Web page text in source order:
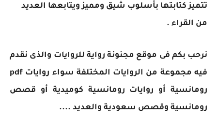
تتميز كتابتها بأسلوب شيق ومميز ويتابعها العديد
من القراء .
نرحب بكم فى موقع مجنونة رواية للروايات والذى نقدم
فيه مجموعة من الروايات المختلفة سواء روايات pdf
رومانسية أو روايات رومانسية كوميدية أو قصص
رومانسية وقصص سعودية والعديد ....